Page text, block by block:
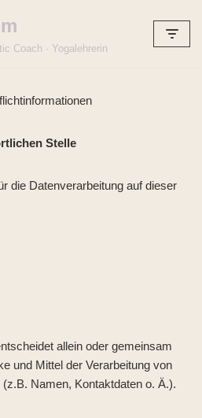
Coach · Yogalehrerin
Stelle
die Datenverarbeitung auf dieser
allein oder gemeinsam
und Mittel der Verarbeitung von
Namen, Kontaktdaten o. Ä.).